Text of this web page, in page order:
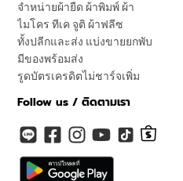
จำหน่ายผ้ายืด ผ้าพิมพ์ ผ้า
ไมโคร ทีเค จูติ ผ้าฟลีซ
ทั้งปลีกและส่ง แบ่งขายยกพับ
มีของพร้อมส่ง
รูดบัตรเครดิตไม่ชาร์จเพิ่ม
Follow us / ติดตามเรา